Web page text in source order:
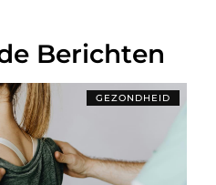
Berichten
GEZONDHEID